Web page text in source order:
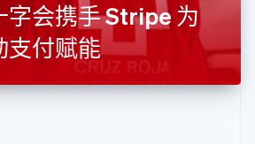
字会携手 Stripe 为
支付赋能